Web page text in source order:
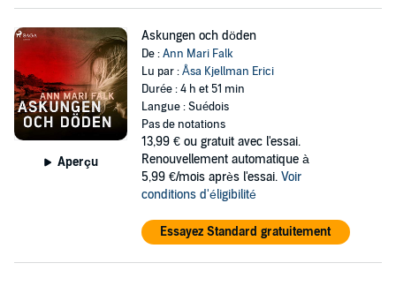
Aperçu
Askungen och döden
De :Ann Mari Falk
Lu par :Åsa Kjellman Erici
Durée : 4 h et 51 min
Langue : Suédois
Pas de notations
13,99 € ou gratuit avec l'essai.
Renouvellement automatique à
5,99 €/mois après l'essai. Voir
conditions d'éligibilité
Essayez Standard gratuitement